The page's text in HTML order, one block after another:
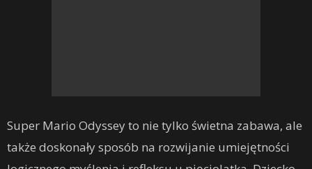
Super Mario Odyssey to nie tylko świetna zabawa, ale
także doskonały sposób na rozwijanie umiejętności